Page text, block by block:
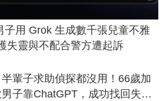
子用 Grok 生成數千張兒童不雅
失靈與不配合警方遭起訴
輩子求助偵探都沒用！66歲加
子靠ChatGPT，成功找回失散